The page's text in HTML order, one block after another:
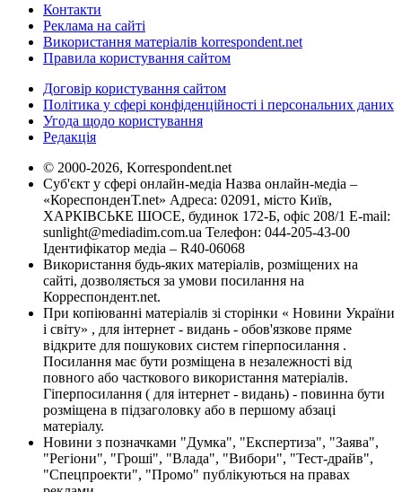
Контакти
Реклама на сайті
Використання матеріалів korrespondent.net
Правила користування сайтом
Договір користування сайтом
Політика у сфері конфіденційності і персональних даних
Угода щодо користування
Редакція
© 2000-2026, Korrespondent.net
Суб'єкт у сфері онлайн-медіа Назва онлайн-медіа –
«КореспонденТ.net» Адреса: 02091, місто Київ,
ХАРКІВСЬКЕ ШОСЕ, будинок 172-Б, офіс 208/1 E-mail:
sunlight@mediadim.com.ua Телефон: 044-205-43-00
Ідентифікатор медіа – R40-06068
Використання будь-яких матеріалів, розміщених на
сайті, дозволяється за умови посилання на
Корреспондент.net.
При копіюванні матеріалів зі сторінки « Новини України
і світу» , для інтернет - видань - обов'язкове пряме
відкрите для пошукових систем гіперпосилання .
Посилання має бути розміщена в незалежності від
повного або часткового використання матеріалів.
Гіперпосилання ( для інтернет - видань) - повинна бути
розміщена в підзаголовку або в першому абзаці
матеріалу.
Новини з позначками "Думка", "Експертиза", "Заява",
"Регіони", "Гроші", "Влада", "Вибори", "Тест-драйв",
"Спецпроекти", "Промо" публікуються на правах